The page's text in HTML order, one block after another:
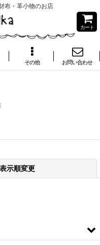
布・革小物のお店
カート
その他 お問い合わせ
表示順変更